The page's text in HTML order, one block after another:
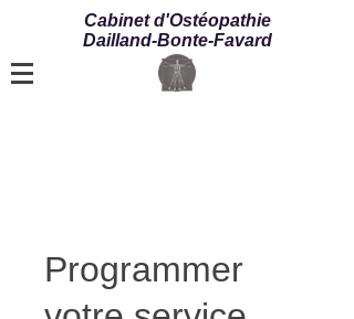
Cabinet d'Ostéopathie
Dailland-Bonte-Favard
Programmer